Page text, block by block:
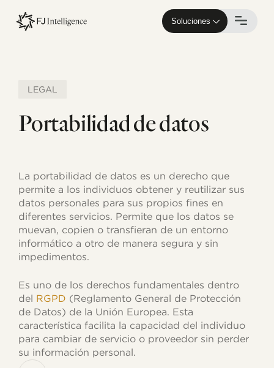
main
Soluciones
LEGAL
Portabilidad de datos
La portabilidad de datos es un derecho que
permite a los individuos obtener y reutilizar sus
datos personales para sus propios fines en
diferentes servicios. Permite que los datos se
muevan, copien o transfieran de un entorno
informático a otro de manera segura y sin
impedimentos.
Es uno de los derechos fundamentales dentro
del RGPD (Reglamento General de Protección
de Datos) de la Unión Europea. Esta
característica facilita la capacidad del individuo
para cambiar de servicio o proveedor sin perder
su información personal.